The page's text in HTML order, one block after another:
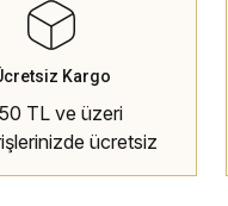
Kargo
TL ve üzeri
ücretsiz
kargo